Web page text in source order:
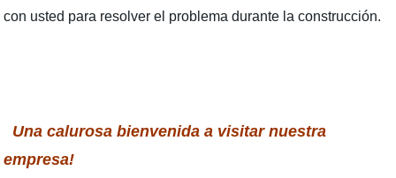
con usted para resolver el problema durante la construcción.
Una calurosa bienvenida a visitar nuestra
empresa!